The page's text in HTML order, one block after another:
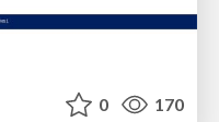
0 170